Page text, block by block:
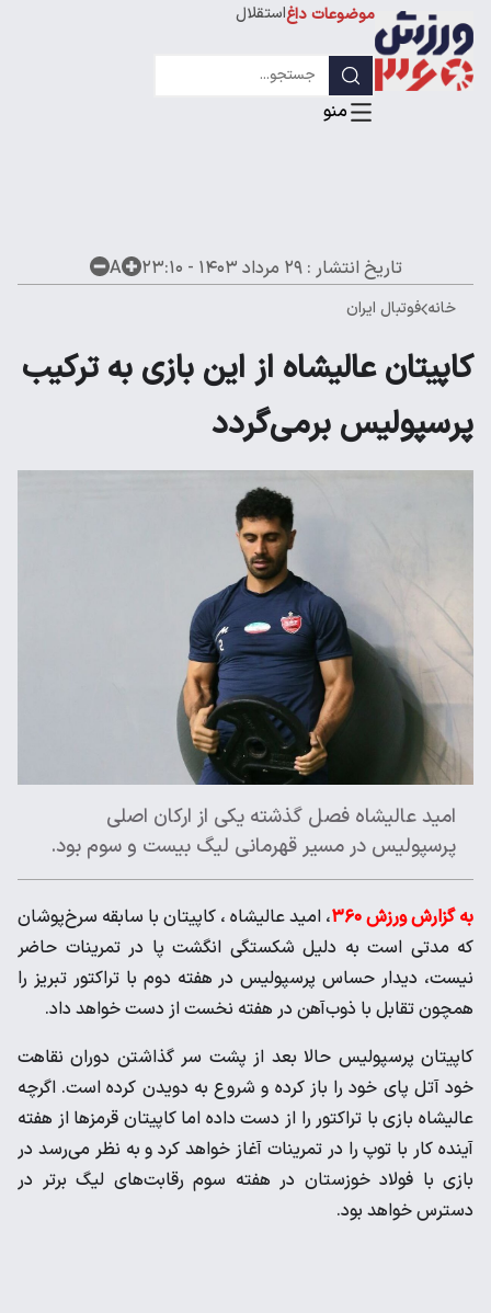
موضوعات داغاستقلال
تاریخ انتشار :۲۹ مرداد ۱۴۰۳ - ۲۳:۱۰ A
خانه فوتبال ایران
کاپیتان عالیشاه از این بازی به ترکیب
پرسپولیس برمی‌گردد
امید عالیشاه فصل گذشته یکی از ارکان اصلی
پرسپولیس در مسیر قهرمانی لیگ بیست و سوم بود.
به گزارش ورزش ۳۶۰
، امید عالیشاه ، کاپیتان با سابقه سرخ‌پوشان
که مدتی است به دلیل شکستگی انگشت پا در تمرینات حاضر
نیست، دیدار حساس پرسپولیس در هفته دوم با تراکتور تبریز را
همچون تقابل با ذوب‌آهن در هفته نخست از دست خواهد داد.
کاپیتان پرسپولیس حالا بعد از پشت سر گذاشتن دوران نقاهت
خود آتل پای خود را باز کرده و شروع به دویدن کرده است. اگرچه
عالیشاه بازی با تراکتور را از دست داده اما کاپیتان قرمزها از هفته
آینده کار با توپ را در تمرینات آغاز خواهد کرد و به نظر می‌رسد در
بازی با فولاد خوزستان در هفته سوم رقابت‌های لیگ برتر در
دسترس خواهد بود.